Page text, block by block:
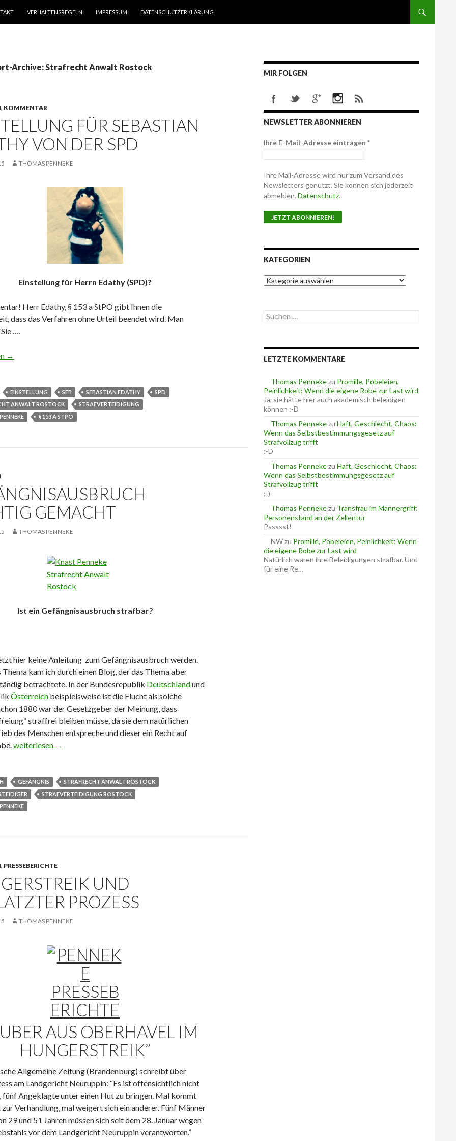
VERHALTENSREGELN IMPRESSUM DATENSCHUTZERKLÄRUNG
Archive: Strafrecht Anwalt Rostock
, KOMMENTAR
FÜR SEBASTIAN
VON DER SPD
THOMAS PENNEKE
Einstellung für Herrn Edathy (SPD)?
Herr Edathy, § 153 a StPO gibt Ihnen die
dass das Verfahren ohne Urteil beendet wird. Man
….
für Sebastian Edathy von der SPD
→
EINSTELLUNG SEB SEBASTIAN EDATHY
SPD
ANWALT ROSTOCK
STRAFVERTEIDIGUNG
§ 153 A STPO
GEMACHT
THOMAS PENNEKE
Ist ein Gefängnisausbruch strafbar?
hier keine Anleitung zum Gefängnisausbruch werden.
Thema kam ich durch einen Blog, der das Thema aber
betrachtete. In der Bundesrepublik Deutschlandund
Österreich beispielsweise ist die Flucht als solche
1880 war der Gesetzgeber der Meinung, dass
straffrei bleiben müsse, da sie dem natürlichen
des Menschen entspreche und dieser ein Recht auf
Gefängnisausbruch richtig gemacht
weiterlesen →
GEFÄNGNIS
STRAFRECHT ANWALT ROSTOCK
STRAFVERTEIDIGUNG ROSTOCK
, PRESSEBERICHTE
UND
PROZESS
THOMAS PENNEKE
AUS OBERHAVEL IM
HUNGERSTREIK”
Allgemeine Zeitung (Brandenburg) schreibt über
am Landgericht Neuruppin: “Es ist offensichtlich nicht
fünf Angeklagte unter einen Hut zu bringen. Mal kommt
Verhandlung, mal weigert sich ein anderer. Fünf Männer
29 und 51 Jahren müssen sich seit dem 28. Januar wegen
vor dem Landgericht Neuruppin verantworten.”
MIR FOLGEN
NEWSLETTER ABONNIEREN
Ihre E-Mail-Adresse eintragen *
Ihre Mail-Adresse wird nur zum Versand des
Newsletters genutzt. Sie können sich jederzeit
abmelden. Datenschutz.
KATEGORIEN
K
a
g
o
n
S
u
e
n
c
h
:
LETZTE KOMMENTARE
Thomas Pennekezu Promille, Pöbeleien,
Peinlichkeit: Wenn die eigene Robe zur Last wird
Ja, sie hätte hier auch akademisch beleidigen
können :-D
Thomas Pennekezu Haft, Geschlecht, Chaos:
Wenn das Selbstbestimmungsgesetz auf
Strafvollzug trifft
:-D
Thomas Pennekezu Haft, Geschlecht, Chaos:
Wenn das Selbstbestimmungsgesetz auf
Strafvollzug trifft
:-)
Thomas Pennekezu Transfrau im Männergriff:
Personenstand an der Zellentür
Pssssst!
NWzu Promille, Pöbeleien, Peinlichkeit: Wenn
die eigene Robe zur Last wird
Natürlich waren ihre Beleidigungen strafbar. Und
für eine Re…